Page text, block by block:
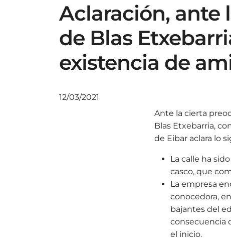
Aclaración, ante
de Blas
existencia de
12/03/2021
Ante la cierta
Blas Etxebarria,
de Eibar aclara lo
La calle ha
casco, que
La empresa
conocedora,
bajantes del
consecuencia
el inicio.